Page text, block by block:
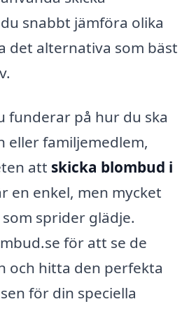
snabbt jämföra olika
det alternativa som bäst
funderar på hur du ska
eller familjemedlem,
att skicka blombud i
en enkel, men mycket
sprider glädje.
för att se de
och hitta den perfekta
för din speciella